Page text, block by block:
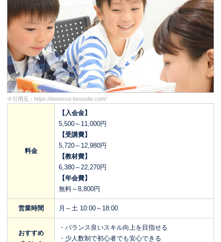
※引用元： https://benesse-bestudio.com/
料金
【入会金】
5,500～11,000円
【受講費】
5,720～12,980円
【教材費】
6,380～22,270円
【年会費】
無料～8,800円
営業時間 月～土 10:00～18:00
おすすめ
・バランス良いスキル向上を目指せる
・少人数制で初心者でも安心できる